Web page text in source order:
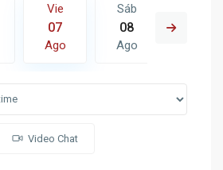
Vie
07
Ago
Sáb
08
Ago
Video Chat